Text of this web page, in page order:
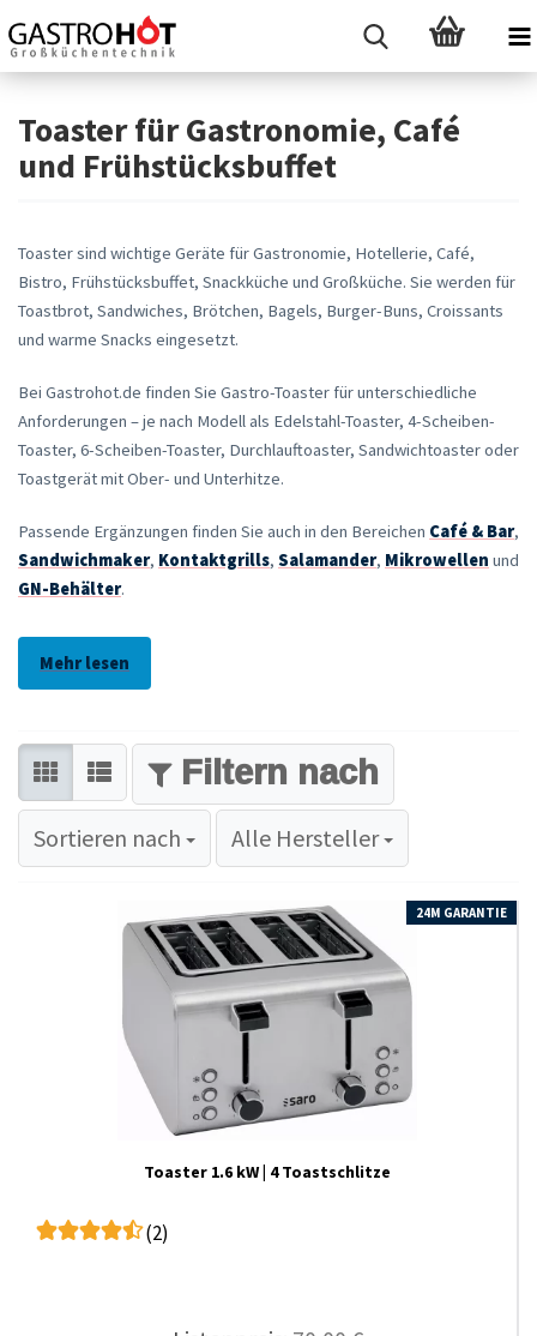
Toaster für Gastronomie, Café
und Frühstücksbuffet
Toaster sind wichtige Geräte für Gastronomie, Hotellerie, Café,
Bistro, Frühstücksbuffet, Snackküche und Großküche. Sie werden für
Toastbrot, Sandwiches, Brötchen, Bagels, Burger-Buns, Croissants
und warme Snacks eingesetzt.
Bei Gastrohot.de finden Sie Gastro-Toaster für unterschiedliche
Anforderungen – je nach Modell als Edelstahl-Toaster, 4-Scheiben-
Toaster, 6-Scheiben-Toaster, Durchlauftoaster, Sandwichtoaster oder
Toastgerät mit Ober- und Unterhitze.
Passende Ergänzungen finden Sie auch in den Bereichen Café & Bar,
Sandwichmaker, Kontaktgrills, Salamander, Mikrowellen und
GN-Behälter.
Mehr lesen
Sortieren nach
Sortieren nach Alle Hersteller
24M GARANTIE
Toaster 1.6 kW | 4 Toastschlitze
(2)